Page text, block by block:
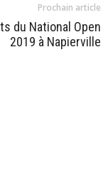
Prochain article
du National Open
2019 à Napierville